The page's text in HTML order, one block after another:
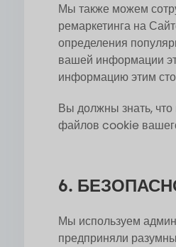
Мы также можем
ремаркетинга на
определения
вашей информации
информацию этим
Вы должны знать,
файлов cookie
6.
Мы используем
предприняли